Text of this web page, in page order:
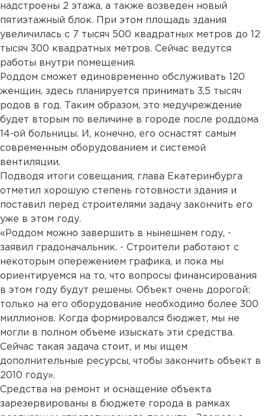
надстроены 2 этажа, а также возведен новый
пятиэтажный блок. При этом площадь здания
увеличилась с 7 тысяч 500 квадратных метров до 12
тысяч 300 квадратных метров. Сейчас ведутся
работы внутри помещения.
Роддом сможет единовременно обслуживать 120
женщин, здесь планируется принимать 3,5 тысяч
родов в год. Таким образом, это медучреждение
будет вторым по величине в городе после роддома
14-ой больницы. И, конечно, его оснастят самым
современным оборудованием и системой
вентиляции.
Подводя итоги совещания, глава Екатеринбурга
отметил хорошую степень готовности здания и
поставил перед строителями задачу закончить его
уже в этом году.
«Роддом можно завершить в нынешнем году, -
заявил градоначальник. - Строители работают с
некоторым опережением графика, и пока мы
ориентируемся на то, что вопросы финансирования
в этом году будут решены. Объект очень дорогой:
только на его оборудование необходимо более 300
миллионов. Когда формировался бюджет, мы не
могли в полном объеме изыскать эти средства.
Сейчас такая задача стоит, и мы ищем
дополнительные ресурсы, чтобы закончить объект в
2010 году».
Средства на ремонт и оснащение объекта
зарезервированы в бюджете города в рамках